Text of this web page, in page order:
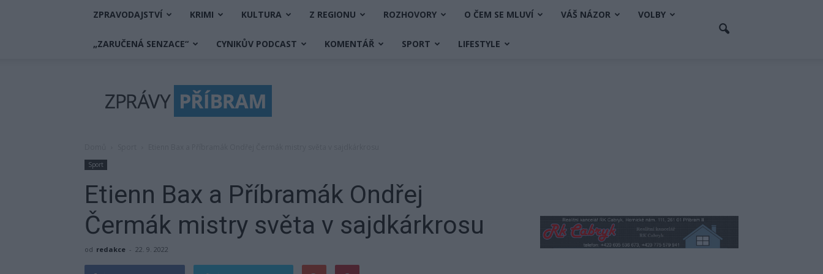
ZPRAVODAJSTVÍ KRIMI KULTURA Z REGIONU ROZHOVORY O ČEM SE MLUVÍ VÁŠ NÁZOR VOLBY
„ZARUČENÁ SENZACE“ CYNIKŮV PODCAST KOMENTÁŘ SPORT LIFESTYLE
Příbram
Sport
Etienn Bax a Příbramák Ondřej
Čermák mistry světa v sajdkárkrosu
od redakce - 22. 9. 2022